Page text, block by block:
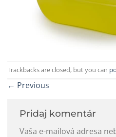
Trackbacks are closed, but you can
← Previous
Pridaj komentár
Vaša e-mailová adresa